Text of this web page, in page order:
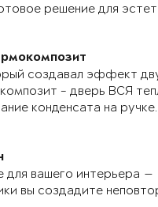
решение для
создавал эффект
- дверь ВСЯ
конденсата на
для вашего интерьера
вы создадите